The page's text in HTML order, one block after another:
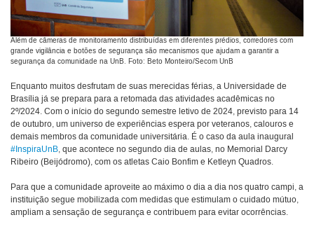
Além de câmeras de monitoramento distribuídas em diferentes prédios, corredores com
grande vigilância e botões de segurança são mecanismos que ajudam a garantir a
segurança da comunidade na UnB. Foto: Beto Monteiro/Secom UnB
Enquanto muitos desfrutam de suas merecidas férias, a Universidade de
Brasília já se prepara para a retomada das atividades acadêmicas no
2º/2024. Com o início do segundo semestre letivo de 2024, previsto para 14
de outubro, um universo de experiências espera por veteranos, calouros e
demais membros da comunidade universitária. É o caso da aula inaugural
#InspiraUnB, que acontece no segundo dia de aulas, no Memorial Darcy
Ribeiro (Beijódromo), com os atletas Caio Bonfim e Ketleyn Quadros.
Para que a comunidade aproveite ao máximo o dia a dia nos quatro campi, a
instituição segue mobilizada com medidas que estimulam o cuidado mútuo,
ampliam a sensação de segurança e contribuem para evitar ocorrências.